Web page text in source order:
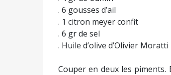
. 6 gousses d’ail
. 1 citron meyer confit
. 6 gr de sel
. Huile d’olive d’Olivier Moratti
Couper en deux les